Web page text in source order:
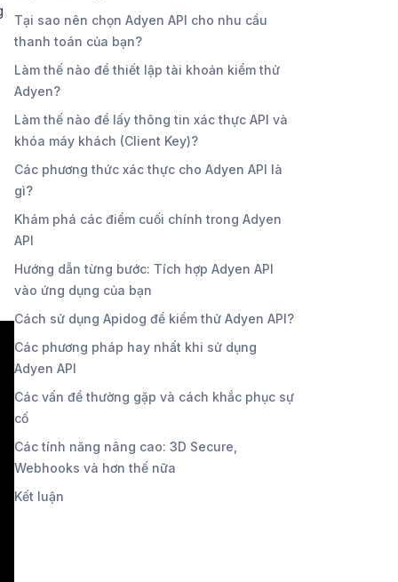
Tại sao nên chọn Adyen API cho nhu cầu
thanh toán của bạn?
Làm thế nào để thiết lập tài khoản kiểm thử
Adyen?
Làm thế nào để lấy thông tin xác thực API và
khóa máy khách (Client Key)?
Các phương thức xác thực cho Adyen API là
gì?
Khám phá các điểm cuối chính trong Adyen
API
Hướng dẫn từng bước: Tích hợp Adyen API
vào ứng dụng của bạn
Cách sử dụng Apidog để kiểm thử Adyen API?
Các phương pháp hay nhất khi sử dụng
Adyen API
Các vấn đề thường gặp và cách khắc phục sự
cố
Các tính năng nâng cao: 3D Secure,
Webhooks và hơn thế nữa
Kết luận